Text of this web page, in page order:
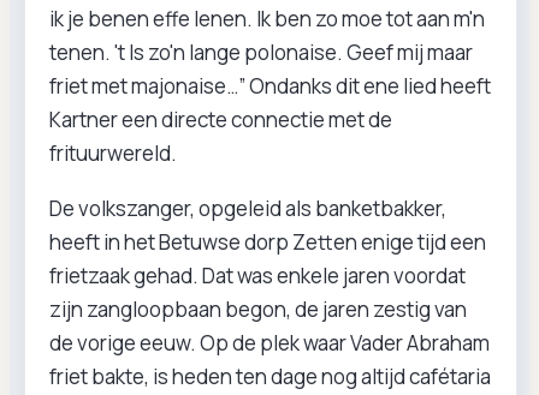
ik je benen effe lenen. Ik ben zo moe tot aan m'n
tenen. 't Is zo'n lange polonaise. Geef mij maar
friet met majonaise…” Ondanks dit ene lied heeft
Kartner een directe connectie met de
frituurwereld.
De volkszanger, opgeleid als banketbakker,
heeft in het Betuwse dorp Zetten enige tijd een
frietzaak gehad. Dat was enkele jaren voordat
zijn zangloopbaan begon, de jaren zestig van
de vorige eeuw. Op de plek waar Vader Abraham
friet bakte, is heden ten dage nog altijd cafétaria